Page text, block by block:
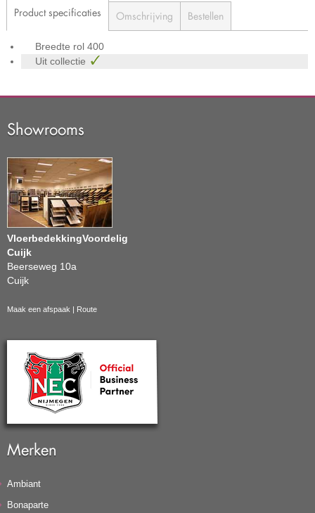
Product specificaties Omschrijving Bestellen
Breedte rol 400
Uit collectie
Showrooms
VloerbedekkingVoordelig
Cuijk
Beerseweg 10a
Cuijk
Maak een afspaak | Route
Merken
Ambiant
Bonaparte